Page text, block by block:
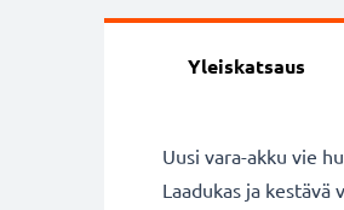
Yleiskatsaus
Uusi vara-akku vie
Laadukas ja